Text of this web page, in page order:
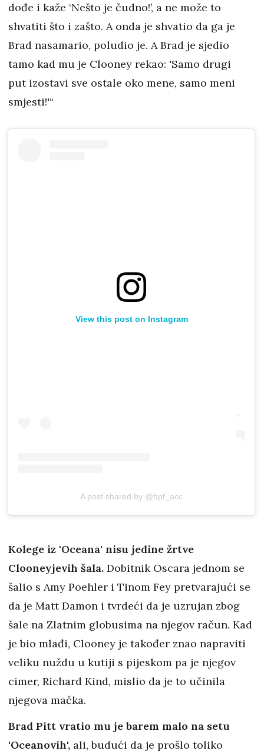
dođe i kaže ‘Nešto je čudno!’, a ne može to
shvatiti što i zašto. A onda je shvatio da ga je
Brad nasamario, poludio je. A Brad je sjedio
tamo kad mu je Clooney rekao: 'Samo drugi
put izostavi sve ostale oko mene, samo meni
smjesti!'“
View this post on Instagram
A post shared by @bpf_acc
Kolege iz 'Oceana' nisu jedine žrtve
Clooneyjevih šala. Dobitnik Oscara jednom se
šalio s Amy Poehler i Tinom Fey pretvarajući se
da je Matt Damon i tvrdeći da je uzrujan zbog
šale na Zlatnim globusima na njegov račun. Kad
je bio mlađi, Clooney je također znao napraviti
veliku nuždu u kutiji s pijeskom pa je njegov
cimer, Richard Kind, mislio da je to učinila
njegova mačka.
Brad Pitt vratio mu je barem malo na setu
'Oceanovih', ali, budući da je prošlo toliko